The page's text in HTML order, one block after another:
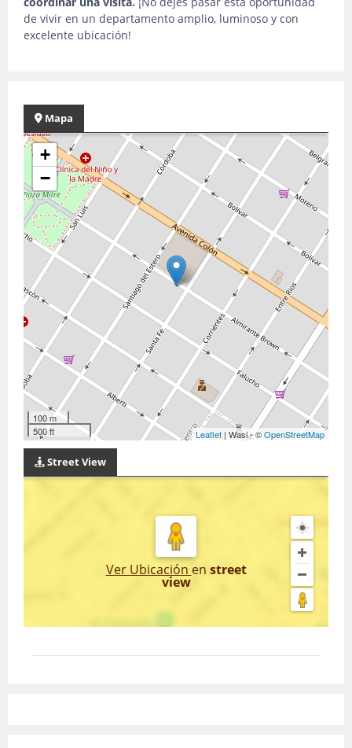
de vivir en un departamento amplio, luminoso y con
excelente ubicación!
Mapa
+
−
100 m
500 ft
Leaflet | Wasi - ©OpenStreetMap
Street View
Ver Ubicación en street
view